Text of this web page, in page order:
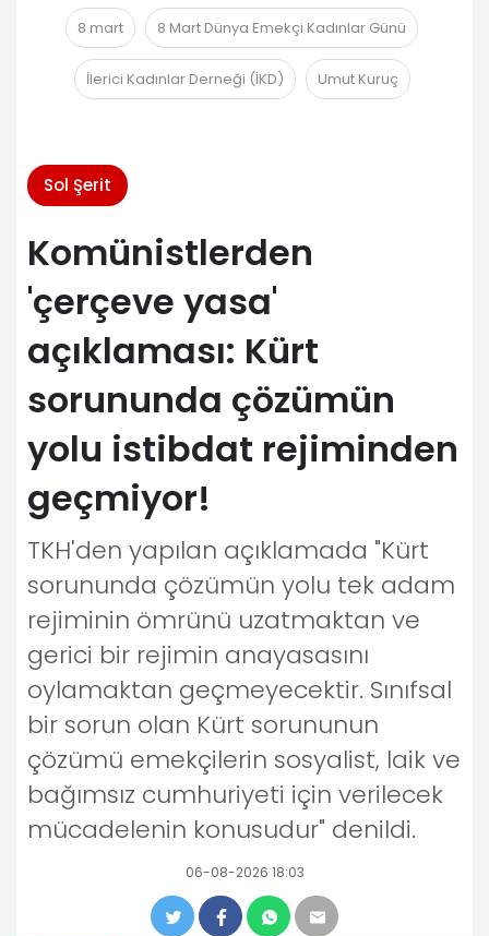
8 mart 8 Mart Dünya Emekçi Kadınlar Günü
İlerici Kadınlar Derneği (İKD) Umut Kuruç
Sol Şerit
Komünistlerden
'çerçeve yasa'
açıklaması: Kürt
sorununda çözümün
yolu istibdat rejiminden
geçmiyor!
TKH'den yapılan açıklamada "Kürt
sorununda çözümün yolu tek adam
rejiminin ömrünü uzatmaktan ve
gerici bir rejimin anayasasını
oylamaktan geçmeyecektir. Sınıfsal
bir sorun olan Kürt sorununun
çözümü emekçilerin sosyalist, laik ve
bağımsız cumhuriyeti için verilecek
mücadelenin konusudur" denildi.
06-08-2026 18:03